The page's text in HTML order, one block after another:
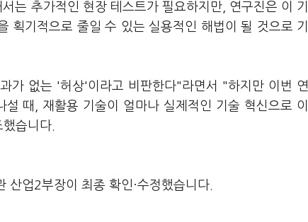
는 추가적인 현장 테스트가 필요하지만, 연구진은 이 기
획기적으로 줄일 수 있는 실용적인 해법이 될 것으로 기
가 없는 '허상'이라고 비판한다"라면서 "하지만 이번 연
때, 재활용 기술이 얼마나 실제적인 기술 혁신으로 이
습니다.
산업2부장이 최종 확인·수정했습니다.